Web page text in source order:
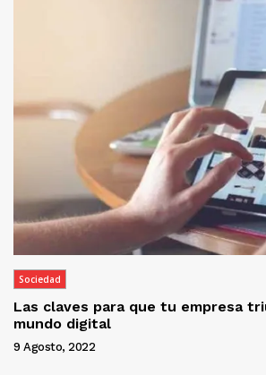
Sociedad
Las claves para que tu empresa
mundo digital
9 Agosto, 2022